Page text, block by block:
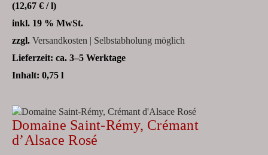
(12,67 € /l)
inkl. 19 % MwSt.
zzgl. Versandkosten | Selbstabholung möglich
Lieferzeit: ca. 3–5 Werktage
Inhalt: 0,75 l
Domaine Saint-Rémy, Crémant
d’Alsace Rosé